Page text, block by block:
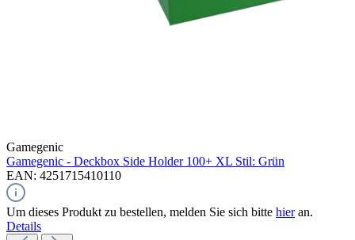
Gamegenic
Gamegenic - Deckbox Side Holder 100+ XL Stil: Grün
EAN: 4251715410110
Um dieses Produkt zu bestellen, melden Sie sich bitte hieran.
Details